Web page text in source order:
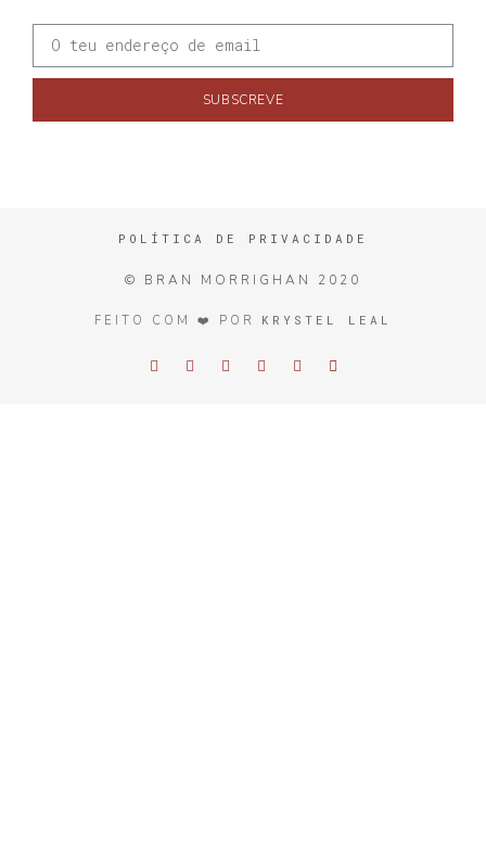
SUBSCREVE
POLÍTICA DE PRIVACIDADE
© BRAN MORRIGHAN 2020
FEITO COM ❤️ POR KRYSTEL LEAL